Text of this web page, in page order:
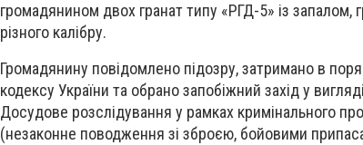
громадянином двох гранат типу «РГД-5» із запалом,
різного калібру.
Громадянину повідомлено підозру, затримано в
кодексу України та обрано запобіжний захід у
Досудове розслідування у рамках кримінального
(незаконне поводження зі зброєю, бойовими